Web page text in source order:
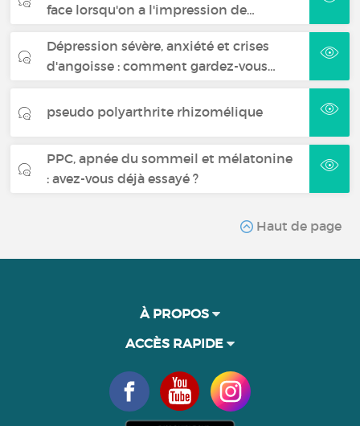
face lorsqu'on a l'impression de…
Dépression sévère, anxiété et crises
d'angoisse : comment gardez-vous…
pseudo polyarthrite rhizomélique
PPC, apnée du sommeil et mélatonine
: avez-vous déjà essayé ?
Haut de page
À PROPOS
ACCÈS RAPIDE